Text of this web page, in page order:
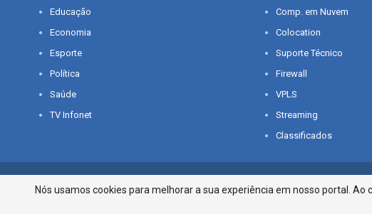
Educação
Economia
Esporte
Política
Saúde
TV Infonet
Comp. em Nuvem
Colocation
Suporte Técnico
Firewall
VPLS
Streaming
Classificados
© 2026 - O que é notícia em Sergipe. Todos os direitos reservados.
Nós usamos cookies para melhorar a sua experiência em nosso portal.